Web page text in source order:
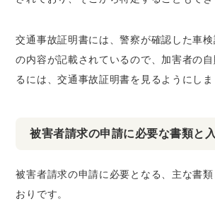
交通事故証明書には、警察が確認した車
の内容が記載されているので、加害者の
るには、交通事故証明書を見るようにしま
被害者請求の申請に必要な書類と
被害者請求の申請に必要となる、主な書
おりです。